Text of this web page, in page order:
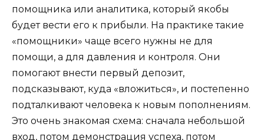
помощника или аналитика, который якобы
будет вести его к прибыли. На практике такие
«помощники» чаще всего нужны не для
помощи, а для давления и контроля. Они
помогают внести первый депозит,
подсказывают, куда «вложиться», и постепенно
подталкивают человека к новым пополнениям.
Это очень знакомая схема: сначала небольшой
вход, потом демонстрация успеха, потом